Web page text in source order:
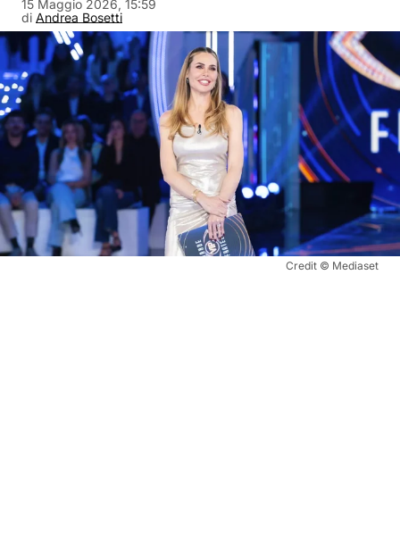
di Andrea Bosetti
15 Maggio 2026, 15:59
Credit © Mediaset